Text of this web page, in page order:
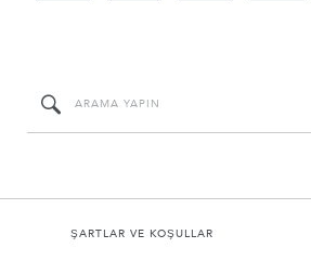
ŞARTLAR VE KOŞULLAR